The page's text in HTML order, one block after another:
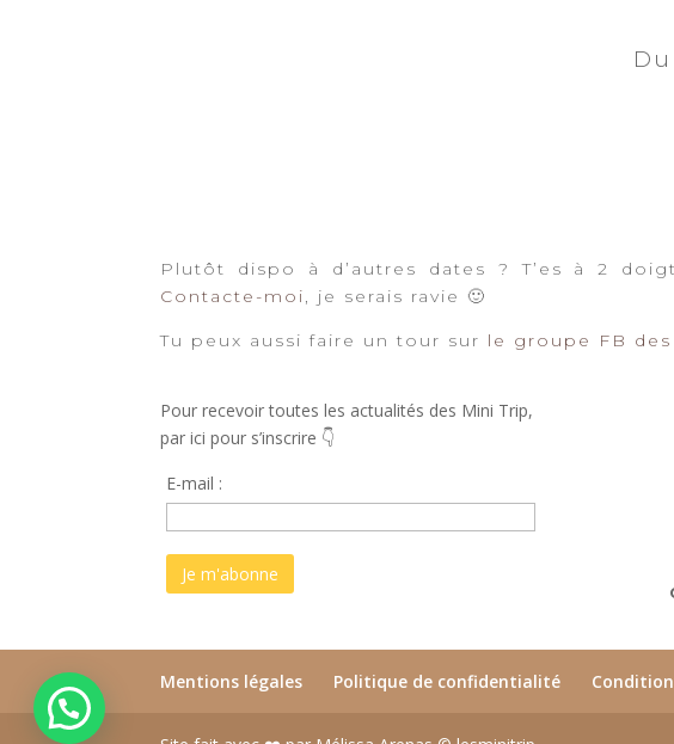
Plutôt dispo à d’autres dates ? T’es à 2
Contacte-moi, je serais ravie 🙂
Tu peux aussi faire un tour sur le groupe FB
Pour recevoir toutes les actualités des Mini Trip,
par ici pour s’inscrire 👇
E-mail :
Mentions légales Politique de confidentialité